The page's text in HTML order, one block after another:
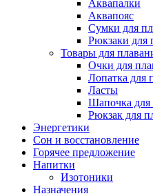
Аквапалки
Аквапояс
Сумки для
Рюкзаки для
Товары для
Очки для
Лопатка для
Ласты
Шапочка для
Рюкзак для
Энергетики
Сон и восстановление
Горячее предложение
Напитки
Изотоники
Назначения